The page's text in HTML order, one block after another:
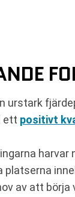
ett positivt
harvar
av att